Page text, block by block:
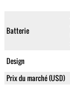
Batterie
Design
Prix du marché (USD)